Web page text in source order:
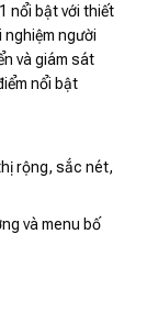
nổi bật với thiết
nghiệm người
và giám sát
nổi bật
rộng, sắc nét,
và menu bố